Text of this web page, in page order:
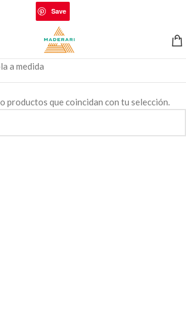
Save
a medida
productos que coincidan con tu selección.